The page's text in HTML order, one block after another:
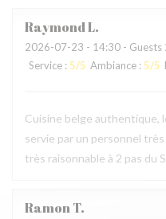
RaymondL
2026-07-23 - 14:30 - Guests
Service : 5/5 Ambiance : 5/5
Cuisine belge authentique,
servie par un personnel
très raisonnable à 2 pas du
RamonT